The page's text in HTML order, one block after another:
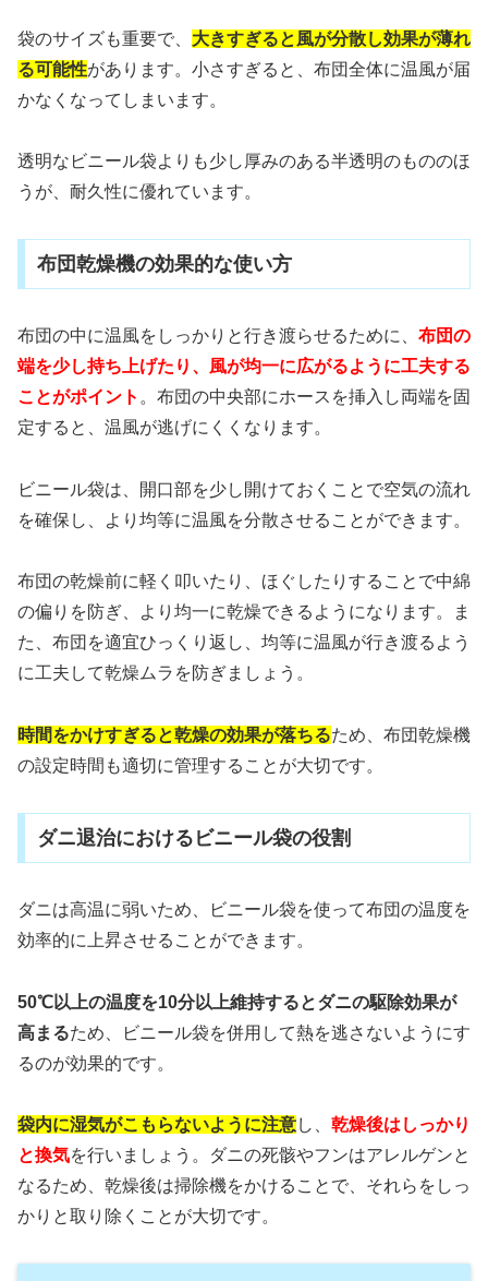
袋のサイズも重要で、 大きすぎると風が分散し効果が薄れ
る可能性があります。小さすぎると、布団全体に温風が届
かなくなってしまいます。
透明なビニール袋よりも少し厚みのある半透明のもののほ
うが、耐久性に優れています。
布団乾燥機の効果的な使い方
布団の中に温風をしっかりと行き渡らせるために、 布団の
端を少し持ち上げたり、風が均一に広がるように工夫する
ことがポイント 。布団の中央部にホースを挿入し両端を固
定すると、温風が逃げにくくなります。
ビニール袋は、開口部を少し開けておくことで空気の流れ
を確保し、より均等に温風を分散させることができます。
布団の乾燥前に軽く叩いたり、ほぐしたりすることで中綿
の偏りを防ぎ、より均一に乾燥できるようになります。ま
た、布団を適宜ひっくり返し、均等に温風が行き渡るよう
に工夫して乾燥ムラを防ぎましょう。
時間をかけすぎると乾燥の効果が落ちるため、布団乾燥機
の設定時間も適切に管理することが大切です。
ダニ退治におけるビニール袋の役割
ダニは高温に弱いため、ビニール袋を使って布団の温度を
効率的に上昇させることができます。
50℃以上の温度を10分以上維持するとダニの駆除効果が
高まるため、ビニール袋を併用して熱を逃さないようにす
るのが効果的です。
袋内に湿気がこもらないように注意し、 乾燥後はしっかり
と換気を行いましょう。ダニの死骸やフンはアレルゲンと
なるため、乾燥後は掃除機をかけることで、それらをしっ
かりと取り除くことが大切です。